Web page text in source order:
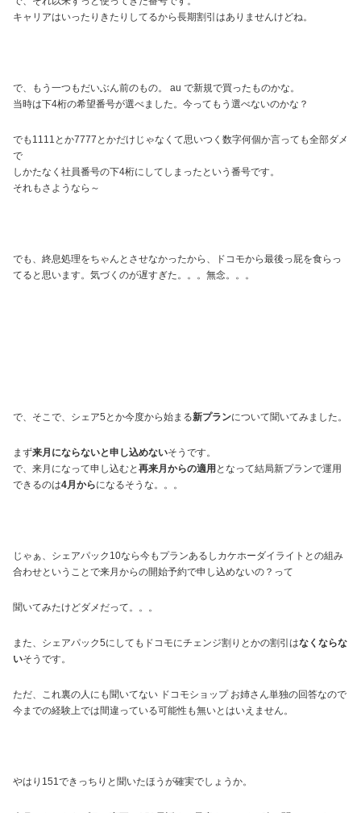
キャリアはいったりきたりしてるから長期割引はありませんけどね。
で、もう一つもだいぶん前のもの。 au で新規で買ったものかな。
当時は下4桁の希望番号が選べました。今ってもう選べないのかな？
でも1111とか7777とかだけじゃなくて思いつく数字何個か言っても全部ダメ
で
しかたなく社員番号の下4桁にしてしまったという番号です。
それもさようなら～
でも、終息処理をちゃんとさせなかったから、ドコモから最後っ屁を食らっ
てると思います。気づくのが遅すぎた。。。無念。。。
で、そこで、シェア5とか今度から始まる新プランについて聞いてみました。
まず来月にならないと申し込めないそうです。
で、来月になって申し込むと 再来月からの適用 となって結局新プランで運用
できるのは4月からになるそうな。。。
じゃぁ、シェアパック10なら今もプランあるしカケホーダイライトとの組み
合わせということで来月からの開始予約で申し込めないの？って
聞いてみたけどダメだって。。。
また、シェアパック5にしてもドコモにチェンジ割りとかの割引はなくならな
いそうです。
ただ、これ裏の人にも聞いてない ドコモショップ お姉さん単独の回答なので
今までの経験上では間違っている可能性も無いとはいえません。
やはり151できっちりと聞いたほうが確実でしょうか。